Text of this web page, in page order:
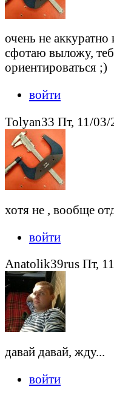
очень не
сфотаю выложу,
ориентироваться ;)
войти
Tolyan33 Пт, 11/03/
хотя не , вообще
войти
Anatolik39rus Пт,
давай давай, жду...
войти